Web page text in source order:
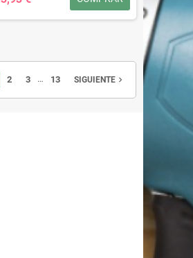
2 3 … 13 SIGUIENTEnavigate_next